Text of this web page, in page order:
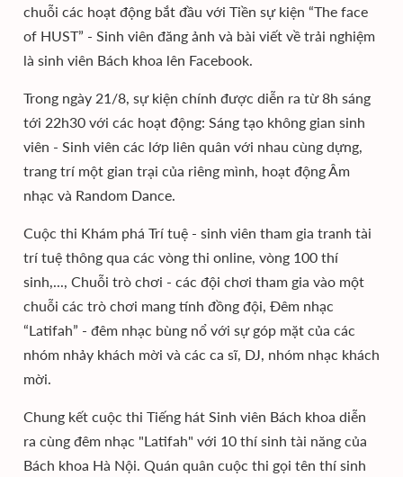
chuỗi các hoạt động bắt đầu với Tiền sự kiện “The face
of HUST” - Sinh viên đăng ảnh và bài viết về trải nghiệm
là sinh viên Bách khoa lên Facebook.
Trong ngày 21/8, sự kiện chính được diễn ra từ 8h sáng
tới 22h30 với các hoạt động: Sáng tạo không gian sinh
viên - Sinh viên các lớp liên quân với nhau cùng dựng,
trang trí một gian trại của riêng mình, hoạt động Âm
nhạc và Random Dance.
Cuộc thi Khám phá Trí tuệ - sinh viên tham gia tranh tài
trí tuệ thông qua các vòng thi online, vòng 100 thí
sinh,..., Chuỗi trò chơi - các đội chơi tham gia vào một
chuỗi các trò chơi mang tính đồng đội, Đêm nhạc
“Latifah” - đêm nhạc bùng nổ với sự góp mặt của các
nhóm nhảy khách mời và các ca sĩ, DJ, nhóm nhạc khách
mời.
Chung kết cuộc thi Tiếng hát Sinh viên Bách khoa diễn
ra cùng đêm nhạc "Latifah" với 10 thí sinh tài năng của
Bách khoa Hà Nội. Quán quân cuộc thi gọi tên thí sinh